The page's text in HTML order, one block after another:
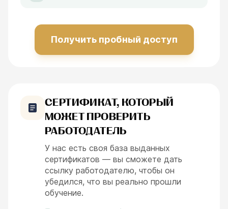
Получить пробный доступ
СЕРТИФИКАТ, КОТОРЫЙ
МОЖЕТ ПРОВЕРИТЬ
РАБОТОДАТЕЛЬ
У нас есть своя база выданных
сертификатов — вы сможете дать
ссылку работодателю, чтобы он
убедился, что вы реально прошли
обучение.